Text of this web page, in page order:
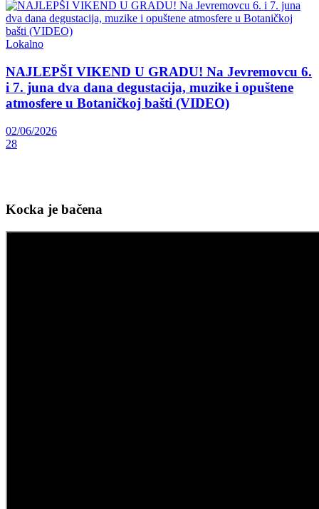
Lokalno
NAJLEPŠI VIKEND U GRADU! Na Jevremovcu 6.
i 7. juna dva dana degustacija, muzike i opuštene
atmosfere u Botaničkoj bašti (VIDEO)
02/06/2026
28
Kocka je bačena